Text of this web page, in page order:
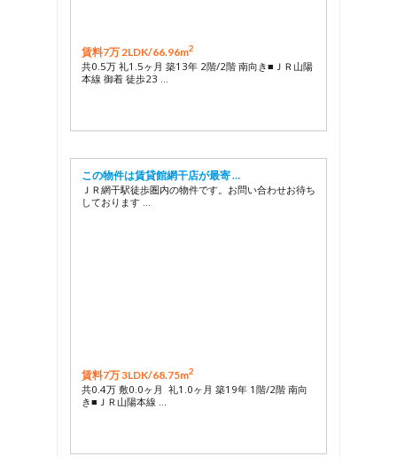
賃料7万 2LDK/66.96m2
共0.5万 礼1.5ヶ月 築13年 2階/2階 南向き■ＪＲ山陽
本線 御着 徒歩23 …
この物件は賃貸館網干店が最寄 …
ＪＲ網干駅徒歩圏内の物件です。お問い合わせお待ち
しております …
賃料7万 3LDK/68.75m2
共0.4万 敷0.0ヶ月 礼1.0ヶ月 築19年 1階/2階 南向
き■ＪＲ山陽本線 …